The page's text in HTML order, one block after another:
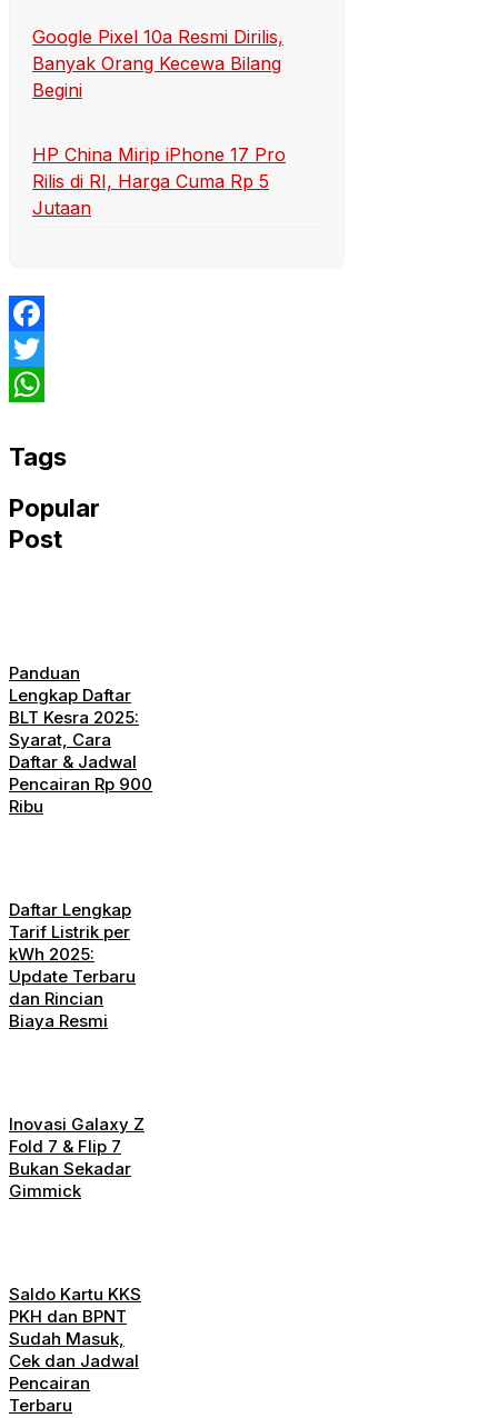
Google Pixel 10a Resmi Dirilis,
Banyak Orang Kecewa Bilang
Begini
HP China Mirip iPhone 17 Pro
Rilis di RI, Harga Cuma Rp 5
Jutaan
Facebook
Twitter
Tags
Popular
Post
Panduan
Lengkap Daftar
BLT Kesra 2025:
Syarat, Cara
Daftar & Jadwal
Pencairan Rp 900
Ribu
Daftar Lengkap
Tarif Listrik per
kWh 2025:
Update Terbaru
dan Rincian
Biaya Resmi
Inovasi Galaxy Z
Fold 7 & Flip 7
Bukan Sekadar
Gimmick
Saldo Kartu KKS
PKH dan BPNT
Sudah Masuk,
Cek dan Jadwal
Pencairan
Terbaru